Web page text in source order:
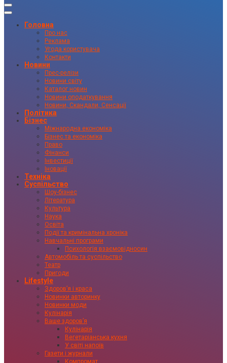
Головна
Про нас
Реклама
Угода користувача
Контакти
Новини
Прес-релізи
Новини світу
Каталог новин
Новини оподаткування
Новини, Скандали, Сенсації
Політика
Бізнес
Міжнародна економіка
Бізнес та економіка
Право
Фінанси
Інвестиції
Іновації
Техніка
Суспільство
Шоу-бізнес
Література
Культура
Наука
Освіта
Події та кримінальна хроніка
Навчальні програми
Психологія взаємовідносин
Автомобіль та суспільство
Театр
Пригоди
Lifestyle
Здоровʼя і краса
Новинки авторинку
Новинки моди
Кулінарія
Ваше здоровʼя
Кулінарія
Вегетаріанська кухня
У світі напоїв
Газети і журнали
Компромат